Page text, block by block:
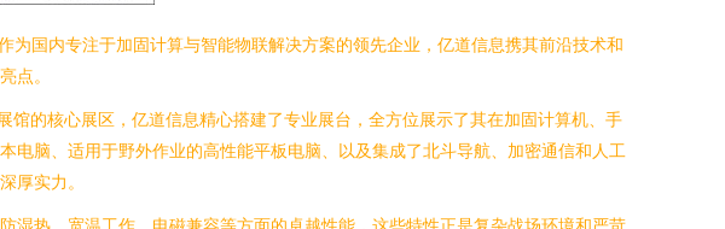
国内专注于加固计算与智能物联解决方案的领先企业，亿道信息携其前沿技术和
点。
的核心展区，亿道信息精心搭建了专业展台，全方位展示了其在加固计算机、手
脑、适用于野外作业的高性能平板电脑、以及集成了北斗导航、加密通信和人工
厚实力。
热、宽温工作、电磁兼容等方面的卓越性能，这些特性正是复杂战场环境和严苛